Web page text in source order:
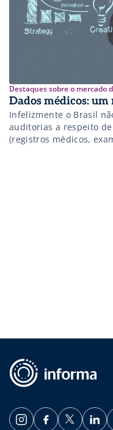
Destaques sobre o mercado
Dados médicos:
Infelizmente o Brasil
auditorias a respeito
(registros médicos,